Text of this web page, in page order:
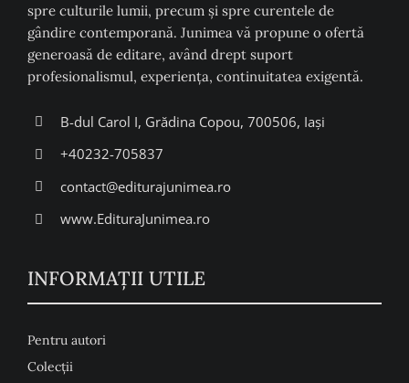
spre culturile lumii, precum şi spre curentele de
gândire contemporană. Junimea vă propune o ofertă
generoasă de editare, având drept suport
profesionalismul, experiența, continuitatea exigentă.
B-dul Carol I, Grădina Copou, 700506, Iași
+40232-705837
contact@editurajunimea.ro
www.EdituraJunimea.ro
INFORMAŢII UTILE
Pentru autori
Colecţii